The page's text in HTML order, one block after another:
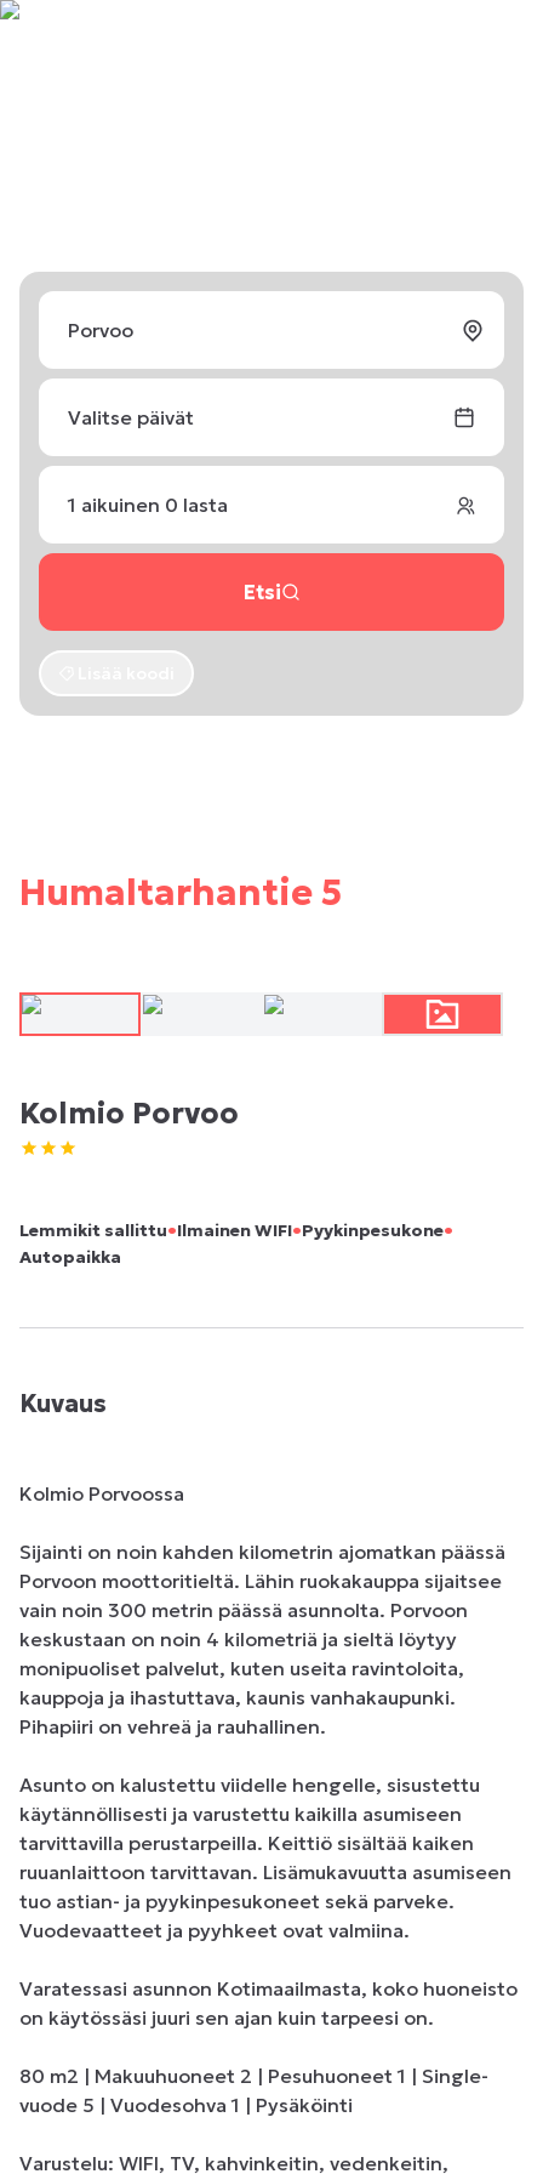
Valitse päivät
1 aikuinen 0 lasta
Etsi
Humaltarhantie 5
Kolmio Porvoo
Lemmikit sallittu•Ilmainen WIFI•Pyykinpesukone•
Autopaikka
Kuvaus
Kolmio Porvoossa
Sijainti on noin kahden kilometrin ajomatkan päässä
Porvoon moottoritieltä. Lähin ruokakauppa sijaitsee
vain noin 300 metrin päässä asunnolta. Porvoon
keskustaan on noin 4 kilometriä ja sieltä löytyy
monipuoliset palvelut, kuten useita ravintoloita,
kauppoja ja ihastuttava, kaunis vanhakaupunki.
Pihapiiri on vehreä ja rauhallinen.
Asunto on kalustettu viidelle hengelle, sisustettu
käytännöllisesti ja varustettu kaikilla asumiseen
tarvittavilla perustarpeilla. Keittiö sisältää kaiken
ruuanlaittoon tarvittavan. Lisämukavuutta asumiseen
tuo astian- ja pyykinpesukoneet sekä parveke.
Vuodevaatteet ja pyyhkeet ovat valmiina.
Varatessasi asunnon Kotimaailmasta, koko huoneisto
on käytössäsi juuri sen ajan kuin tarpeesi on.
80 m2 | Makuuhuoneet 2 | Pesuhuoneet 1 | Single-
vuode 5 | Vuodesohva 1 | Pysäköinti
Varustelu: WIFI, TV, kahvinkeitin, vedenkeitin,